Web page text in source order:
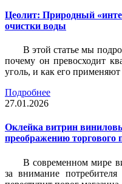
Цеолит: Природный
очистки воды
В этой статье мы
почему он превосходит
уголь, и как его
Подробнее
27.01.2026
Оклейка витрин
преображению торгового
В современном мире
за внимание